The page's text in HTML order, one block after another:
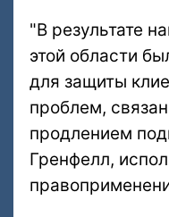
"В результате
этой области
для защиты
проблем,
продлением
Гренфелл,